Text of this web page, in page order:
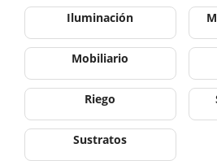
Iluminación
Mobiliario
Riego
Sustratos